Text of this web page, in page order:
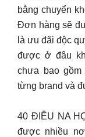
bằng chuyển
Đơn hàng sẽ
là ưu đãi độc
được ở đâu
chưa bao
từng brand và
40 ĐIỀU NA
được nhiều